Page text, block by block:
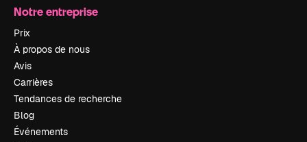
Notre entreprise
Prix
À propos de nous
Avis
Carrières
Tendances de recherche
Blog
Événements